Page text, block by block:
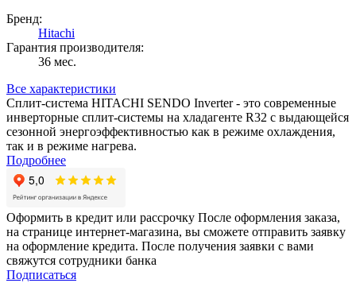
Бренд:
Hitachi
Гарантия производителя:
36 мес.
Все характеристики
Сплит-система HITACHI SENDO Inverter - это современные
инверторные сплит-системы на хладагенте R32 с выдающейся
сезонной энергоэффективностью как в режиме охлаждения,
так и в режиме нагрева.
Подробнее
Оформить в кредит или рассрочку После оформления заказа,
на странице интернет-магазина, вы сможете отправить заявку
на оформление кредита. После получения заявки с вами
свяжутся сотрудники банка
Подписаться